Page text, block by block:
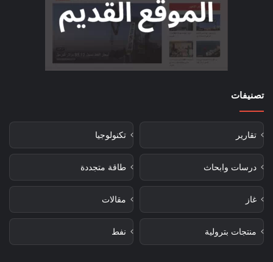
تصنيفات
تقارير تكنولوجيا
درسات وابحاث طاقة متجددة
غاز مقالات
منتجات بترولية نفط